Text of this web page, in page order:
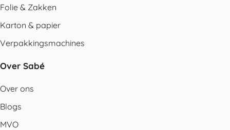
Folie & Zakken
Karton & papier
Verpakkingsmachines
Over Sabé
Over ons
Blogs
MVO